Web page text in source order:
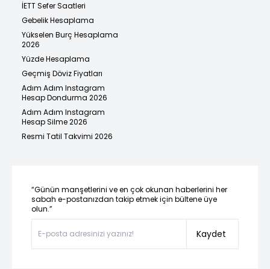
İETT Sefer Saatleri
Gebelik Hesaplama
Yükselen Burç Hesaplama
2026
Yüzde Hesaplama
Geçmiş Döviz Fiyatları
Adım Adım Instagram
Hesap Dondurma 2026
Adım Adım Instagram
Hesap Silme 2026
Resmi Tatil Takvimi 2026
“Günün manşetlerini ve en çok okunan haberlerini her
sabah e-postanızdan takip etmek için bültene üye
olun.”
Kaydet